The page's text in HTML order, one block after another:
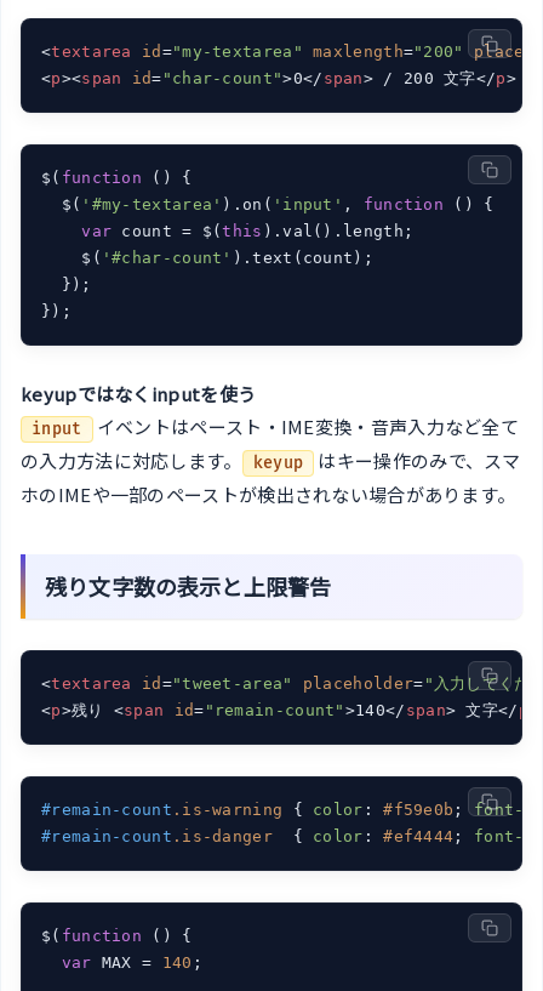
<textarea id ="my-textarea" maxlength="200"
<p><span id= "char-count">0</ span> / 200 文字</p>
$( function ( ) {
  $(
'#my-textarea' ).on( 'input' , function ( ) {
var count = $(this ).val().length;
    $(
'#char-count' ).text(count);
  });
});
keyupではなくinputを使う
input
イベントはペースト・IME変換・音声入力など全て
の入力方法に対応します。
keyup
はキー操作のみで、スマ
ホのIMEや一部のペーストが検出されない場合があります。
残り文字数の表示と上限警告
<textarea id ="tweet-area" placeholder= "入力してく
<p>残り <span id= "remain-count" >140</ span> 文字</ p
#remain-count .is-warning { color : #f59e0b ; font-
#remain-count .is-danger
  {
color : #ef4444 ; font-
$( function ( ) {
var MAX = 140 ;